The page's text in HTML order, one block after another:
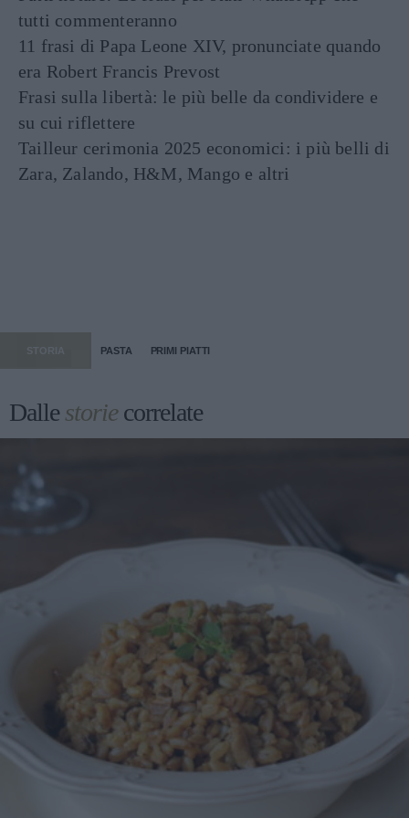
tutti commenteranno
11 frasi di Papa Leone XIV, pronunciate quando
era Robert Francis Prevost
Frasi sulla libertà: le più belle da condividere e
su cui riflettere
Tailleur cerimonia 2025 economici: i più belli di
Zara, Zalando, H&M, Mango e altri
STORIA PASTA PRIMI PIATTI
Dallestoriecorrelate